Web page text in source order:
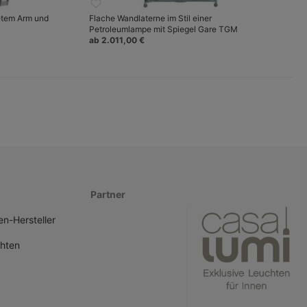
Arm und
Flache Wandlaterne im Stil einer
Petroleumlampe mit Spiegel Gare TGM
ab 2.011,00 €
Hersteller
Partner